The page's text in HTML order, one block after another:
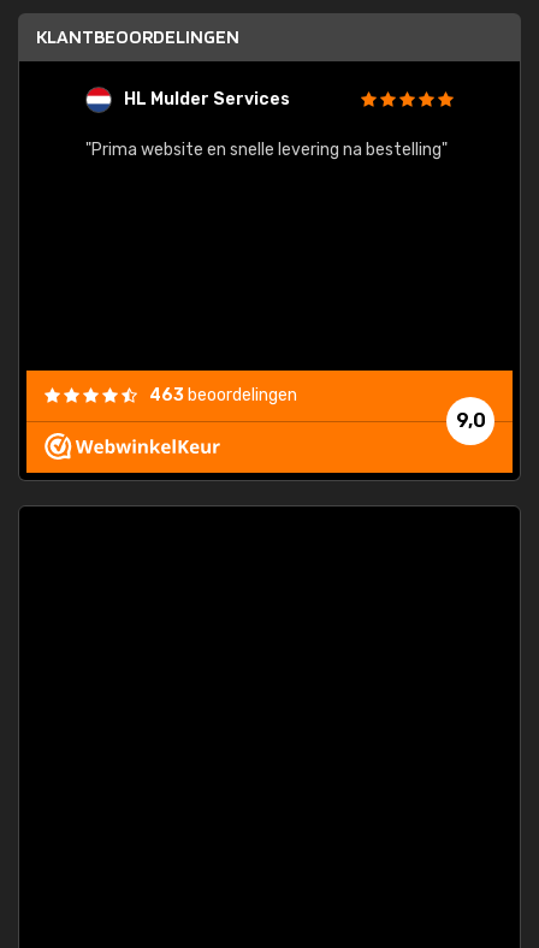
KLANTBEOORDELINGEN
HL Mulder Services
"Prima website en snelle levering na bestelling"
9,0
463 beoordelingen